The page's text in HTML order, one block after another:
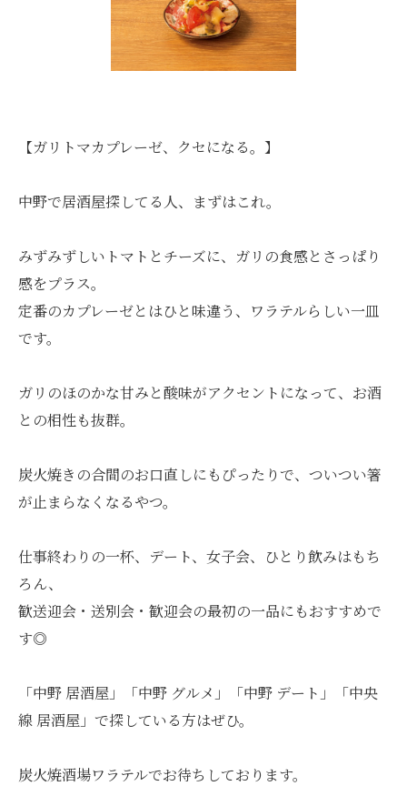
【ガリトマカプレーゼ、クセになる。】
中野で居酒屋探してる人、まずはこれ。
みずみずしいトマトとチーズに、ガリの食感とさっぱり
感をプラス。
定番のカプレーゼとはひと味違う、ワラテルらしい一皿
です。
ガリのほのかな甘みと酸味がアクセントになって、お酒
との相性も抜群。
炭火焼きの合間のお口直しにもぴったりで、ついつい箸
が止まらなくなるやつ。
仕事終わりの一杯、デート、女子会、ひとり飲みはもち
ろん、
歓送迎会・送別会・歓迎会の最初の一品にもおすすめで
す◎
「中野 居酒屋」「中野 グルメ」「中野 デート」「中央
線 居酒屋」で探している方はぜひ。
炭火焼酒場ワラテルでお待ちしております。